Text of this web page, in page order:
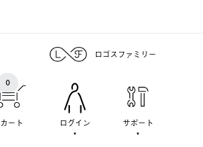
ロゴスファミリー
カート
0
ログイン サポート